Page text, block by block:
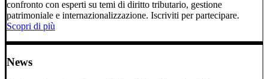
confronto con esperti su temi di diritto tributario, gestione
patrimoniale e internazionalizzazione. Iscriviti per partecipare.
Scopri di più
News